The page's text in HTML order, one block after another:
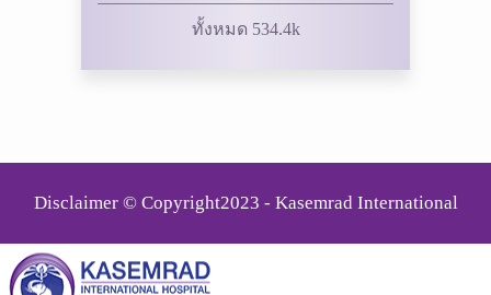
ทั้งหมด 534.4k
Disclaimer © Copyright2023 - Kasemrad International
Rattanatibeth